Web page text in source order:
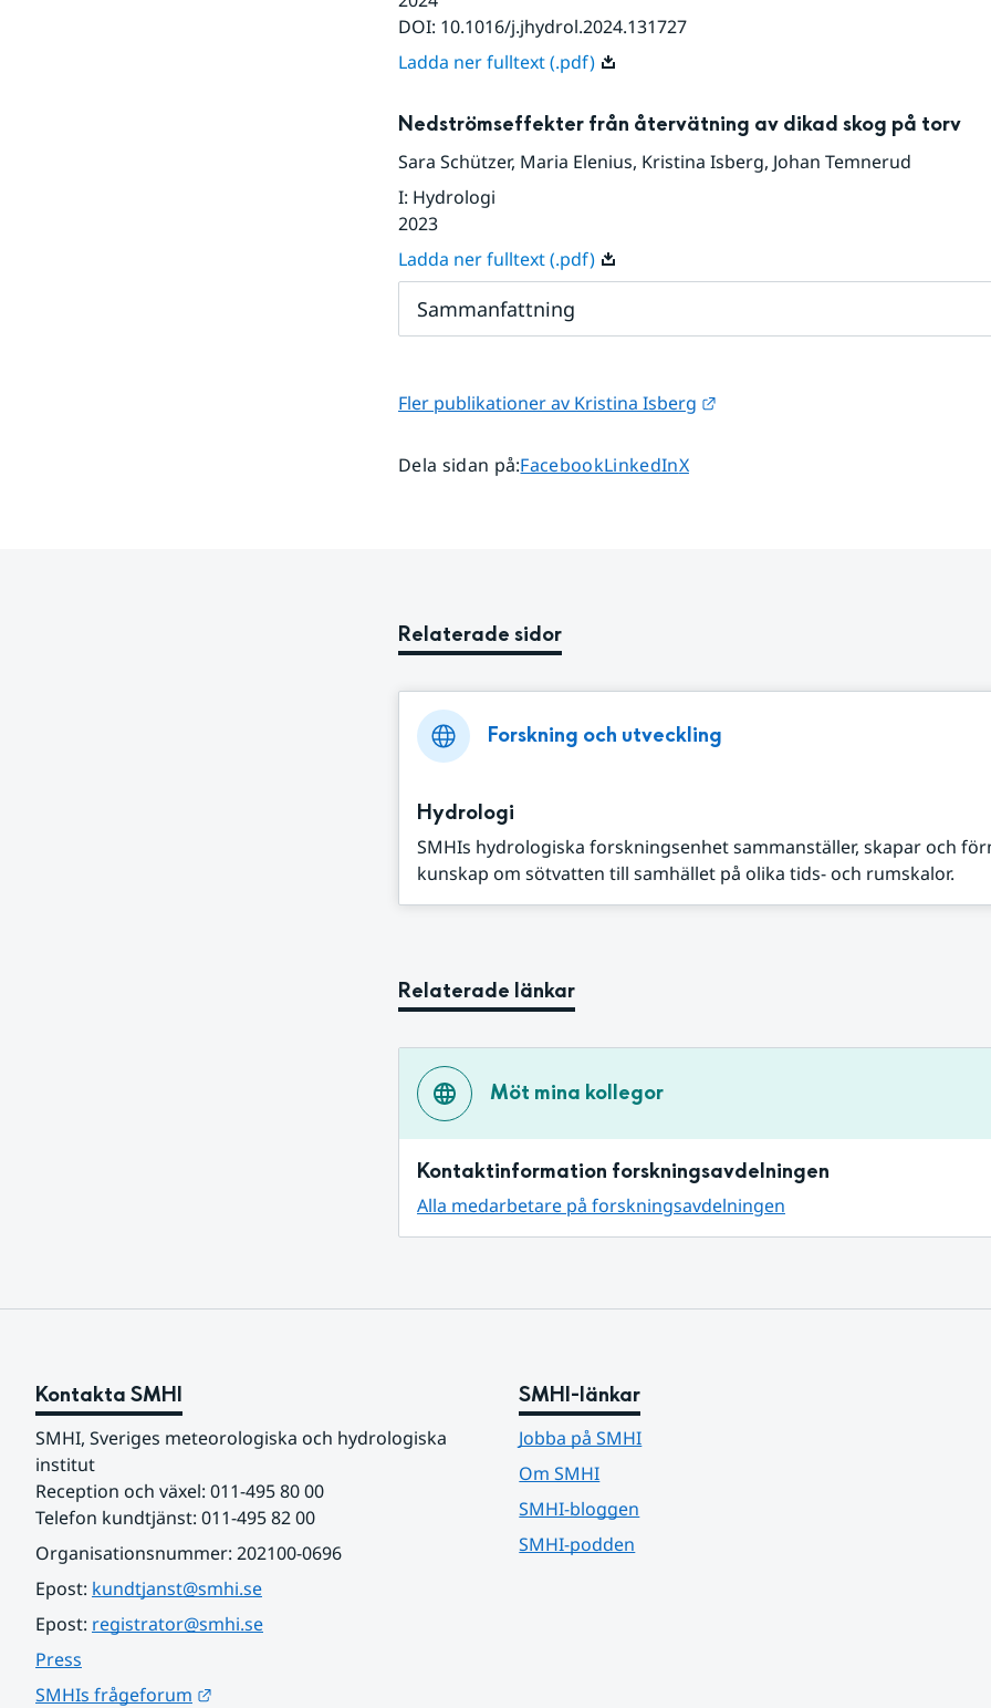
DOI: 10.1016/j.jhydrol.2024.131727
Ladda ner fulltext (.pdf)
Nedströmseffekter från återvätning av dikad skog på torv
Sara Schützer, Maria Elenius, Kristina Isberg, Johan Temnerud
I: Hydrologi
2023
Ladda ner fulltext (.pdf)
Sammanfattning
Fler publikationer av Kristina Isberg Länk till annan webbplats.
Dela sidan på:Dela sidan på
FacebookDela sidan på
LinkedInDela sidan på
X
Relaterade sidor
Forskning och utveckling
Hydrologi
SMHIs hydrologiska forskningsenhet sammanställer, skapar och
kunskap om sötvatten till samhället på olika tids- och rumskalor.
Relaterade länkar
Möt mina kollegor
Kontaktinformation forskningsavdelningen
Alla medarbetare på forskningsavdelningen
Kontakta SMHI
SMHI, Sveriges meteorologiska och hydrologiska
institut
Reception och växel: 011-495 80 00
Telefon kundtjänst: 011-495 82 00
Organisationsnummer: 202100-0696
Epost: kundtjanst@smhi.se
Epost: registrator@smhi.se
Press
SMHIs frågeforum
SMHI-länkar
Jobba på SMHI
Om SMHI
SMHI-bloggen
SMHI-podden